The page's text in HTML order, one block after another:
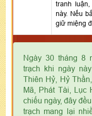
tranh
này. Nếu
giữ miệng
Ngày 30 tháng 8
trạch khi ngày
Thiên Hỷ, Hỷ
Mã, Phát Tài, Lục
chiếu ngày, đây
trạch mang lại